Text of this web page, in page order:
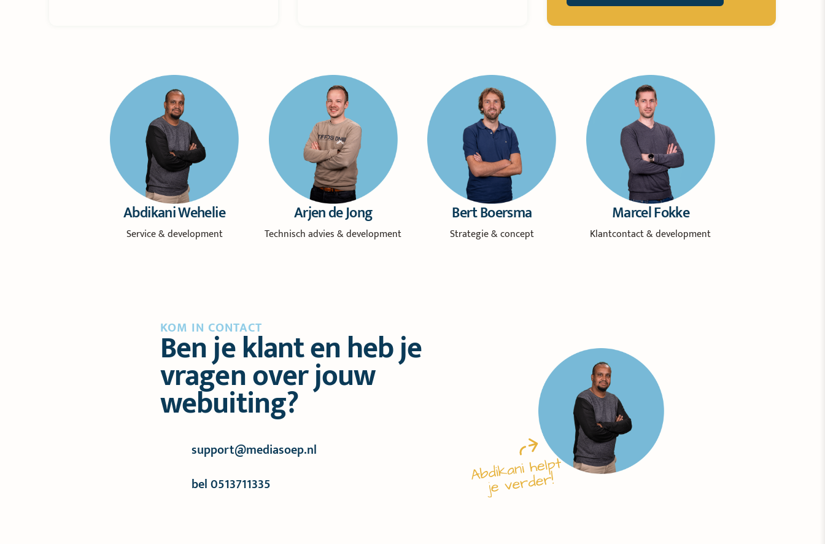
Abdikani Wehelie
Service & development
Arjen de Jong
Technisch advies & development
Bert Boersma
Strategie & concept
Marcel Fokke
Klantcontact & development
Ben je klant en heb je
vragen over jouw
webuiting?
KOM IN CONTACT
support@mediasoep.nl
bel 0513711335